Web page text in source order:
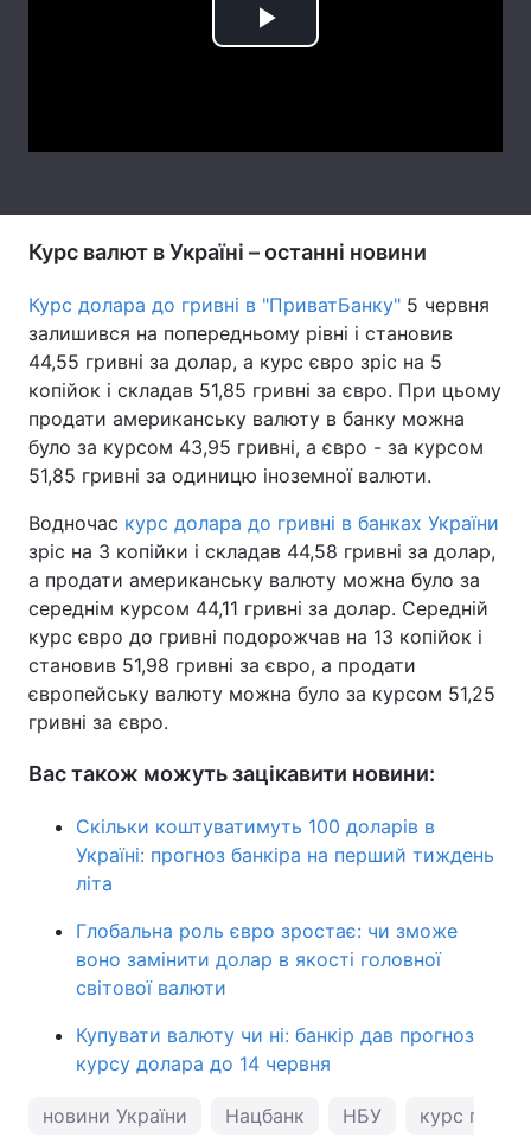
Тема оформлення
Play
Курс валют в Україні – останні новини
Курс долара до гривні в "ПриватБанку" 5 червня
залишився на попередньому рівні і становив
44,55 гривні за долар, а курс євро зріс на 5
копійок і складав 51,85 гривні за євро. При цьому
продати американську валюту в банку можна
було за курсом 43,95 гривні, а євро - за курсом
51,85 гривні за одиницю іноземної валюти.
Водночас курс долара до гривні в банках України
зріс на 3 копійки і складав 44,58 гривні за долар,
а продати американську валюту можна було за
середнім курсом 44,11 гривні за долар. Середній
курс євро до гривні подорожчав на 13 копійок і
становив 51,98 гривні за євро, а продати
європейську валюту можна було за курсом 51,25
гривні за євро.
Вас також можуть зацікавити новини:
Скільки коштуватимуть 100 доларів в
Україні: прогноз банкіра на перший тиждень
літа
Глобальна роль євро зростає: чи зможе
воно замінити долар в якості головної
світової валюти
Купувати валюту чи ні: банкір дав прогноз
курсу долара до 14 червня
новини України Нацбанк НБУ курс гривні